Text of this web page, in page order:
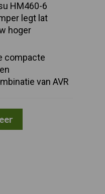
HM460-6
legt lat
hoger
compacte
van AVR